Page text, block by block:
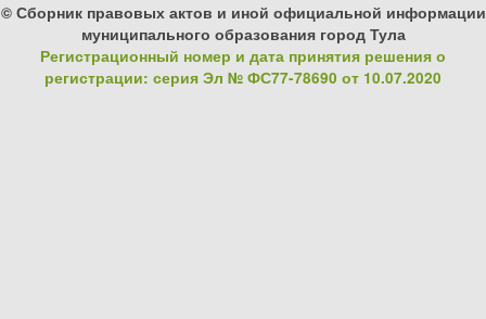
© Сборник правовых актов и иной официальной информации
муниципального образования город Тула
Регистрационный номер и дата принятия решения о
регистрации: серия Эл № ФС77-78690 от 10.07.2020